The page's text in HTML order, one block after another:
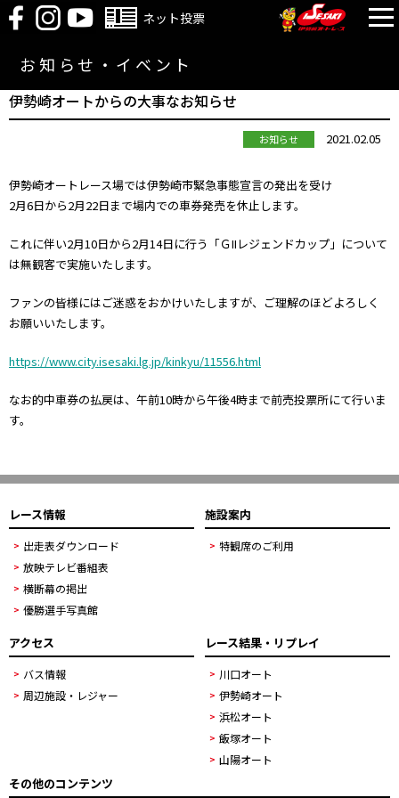
ネット投票
お知らせ・イベント
伊勢崎オートからの大事なお知らせ
お知らせ 2021.02.05
伊勢崎オートレース場では伊勢崎市緊急事態宣言の発出を受け
2月6日から2月22日まで場内での車券発売を休止します。
これに伴い2月10日から2月14日に行う「ＧIIレジェンドカップ」について
は無観客で実施いたします。
ファンの皆様にはご迷惑をおかけいたしますが、ご理解のほどよろしく
お願いいたします。
https://www.city.isesaki.lg.jp/kinkyu/11556.html
なお的中車券の払戻は、午前10時から午後4時まで前売投票所にて行いま
す。
レース情報
出走表ダウンロード
放映テレビ番組表
横断幕の掲出
優勝選手写真館
施設案内
特観席のご利用
アクセス
バス情報
周辺施設・レジャー
レース結果・リプレイ
川口オート
伊勢崎オート
浜松オート
飯塚オート
山陽オート
その他のコンテンツ